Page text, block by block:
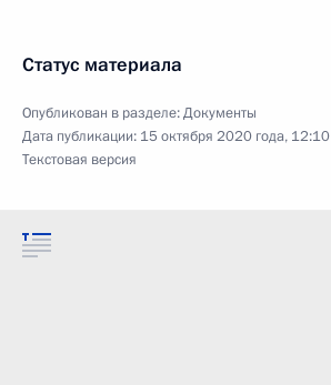
Статус материала
Опубликован в разделе:Документы
Дата публикации: 15 октября 2020 года, 12:10
Текстовая версия